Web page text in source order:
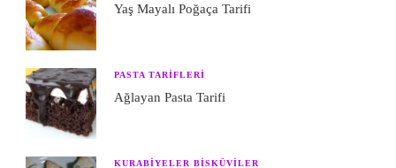
Yaş Mayalı Poğaça Tarifi
PASTA TARIFLERI
Ağlayan Pasta Tarifi
KURABIYELER BISKÜVILER